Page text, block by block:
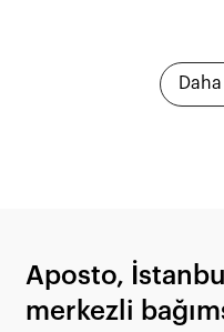
Aposto,
merkezli